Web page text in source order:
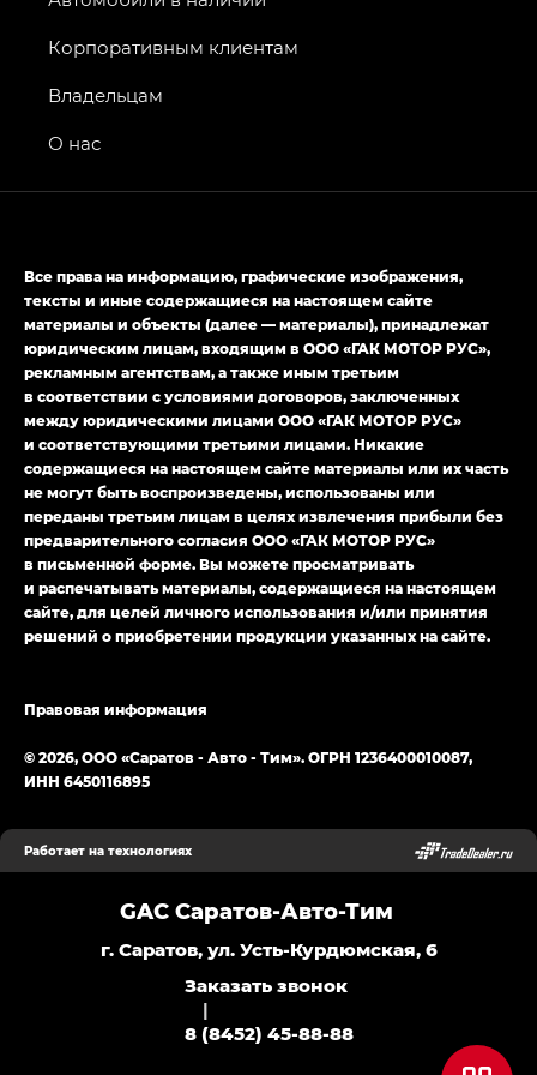
GT, Джи Эль — GL
GS4 — Джи Эс 4 (GS4) в комплектациях Джи Би
привод — GB AWD, Джи Эль Полный привод —
LOUNGE
Empow — Эмпау (Empow) в комплектации
Джи Эс — GS, Джи Эль с элементы экстерьера
в спортивном стиле — GL(S-Style)
GAC Саратов-Авто-Тим
г. Саратов, ул. Усть-Курдюмская, 6
Заказать звонок
|
8 (8452) 45-88-88
Корпоративным клиентам
Владельцам
О нас
Все права на информацию, графические изображения,
тексты и иные содержащиеся на настоящем сайте
материалы и объекты (далее — материалы), принадлежат
юридическим лицам, входящим в ООО «ГАК МОТОР РУС»,
рекламным агентствам, а также иным третьим
в соответствии с условиями договоров, заключенных
между юридическими лицами ООО «ГАК МОТОР РУС»
и соответствующими третьими лицами. Никакие
содержащиеся на настоящем сайте материалы или их часть
не могут быть воспроизведены, использованы или
переданы третьим лицам в целях извлечения прибыли без
предварительного согласия ООО «ГАК МОТОР РУС»
в письменной форме. Вы можете просматривать
и распечатывать материалы, содержащиеся на настоящем
сайте, для целей личного использования и/или принятия
решений о приобретении продукции указанных на сайте.
© 2026, ООО «Саратов - Авто - Тим». ОГРН 1236400010087,
ИНН 6450116895
Правовая информация
Работает на технологиях